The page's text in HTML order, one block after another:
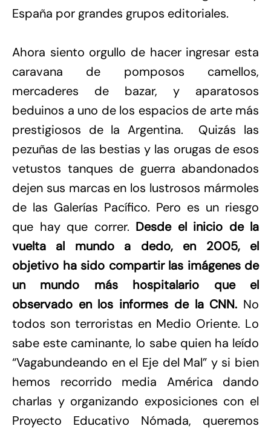
España por grandes grupos editoriales.
Ahora siento orgullo de hacer ingresar esta
caravana de pomposos camellos,
mercaderes de bazar, y aparatosos
beduinos a uno de los espacios de arte más
prestigiosos de la Argentina. Quizás las
pezuñas de las bestias y las orugas de esos
vetustos tanques de guerra abandonados
dejen sus marcas en los lustrosos mármoles
de las Galerías Pacífico. Pero es un riesgo
que hay que correr. Desde el inicio de la
vuelta al mundo a dedo, en 2005, el
objetivo ha sido compartir las imágenes de
un mundo más hospitalario que el
observado en los informes de la CNN. No
todos son terroristas en Medio Oriente. Lo
sabe este caminante, lo sabe quien ha leído
“Vagabundeando en el Eje del Mal” y si bien
hemos recorrido media América dando
charlas y organizando exposiciones con el
Proyecto Educativo Nómada, queremos